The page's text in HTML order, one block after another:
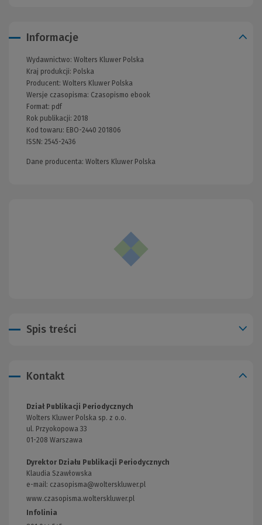
Informacje
Wydawnictwo: Wolters Kluwer Polska
Kraj produkcji: Polska
Producent: Wolters Kluwer Polska
Wersje czasopisma: Czasopismo ebook
Format: pdf
Rok publikacji: 2018
Kod towaru: EBO-2440 201806
ISSN: 2545-2436
Dane producenta: Wolters Kluwer Polska
Spis treści
Kontakt
Dział Publikacji Periodycznych
Wolters Kluwer Polska sp. z o.o.
ul. Przyokopowa 33
01-208 Warszawa
Dyrektor Działu Publikacji Periodycznych
Klaudia Szawłowska
e-mail: czasopisma@wolterskluwer.pl
www.czasopisma.wolterskluwer.pl
Infolinia